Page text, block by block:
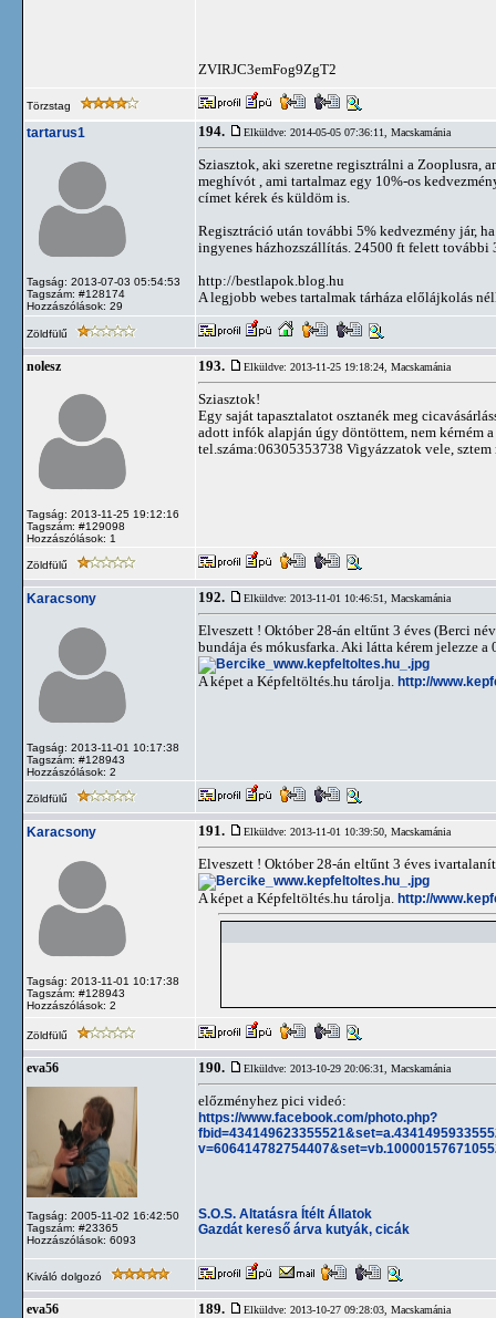
ZVIRJC3emFog9ZgT2
Törzstag
tartarus1
Tagság: 2013-07-03 05:54:53
Tagszám: #128174
Hozzászólások: 29
194. Elküldve: 2014-05-05 07:36:11, Macskamánia
Sziasztok, aki szeretne regisztrálni a Zooplusra,
meghívót , ami tartalmaz egy 10%-os
címet kérek és küldöm is.
Regisztráció után további 5% kedvezmény jár,
ingyenes házhozszállítás. 24500 ft felett további
http://bestlapok.blog.hu
A legjobb webes tartalmak tárháza előlájkolás
Zöldfülű
nolesz
Tagság: 2013-11-25 19:12:16
Tagszám: #129098
Hozzászólások: 1
193. Elküldve: 2013-11-25 19:18:24, Macskamánia
Sziasztok!
Egy saját tapasztalatot osztanék meg
adott infók alapján úgy döntöttem, nem kérném
tel.száma:06305353738 Vigyázzatok vele, sztem
Zöldfülű
Karacsony
Tagság: 2013-11-01 10:17:38
Tagszám: #128943
Hozzászólások: 2
192. Elküldve: 2013-11-01 10:46:51, Macskamánia
Elveszett ! Október 28-án eltűnt 3 éves (Berci
bundája és mókusfarka. Aki látta kérem jelezze
A képet a Képfeltöltés.hu tárolja. http://
Zöldfülű
Karacsony
Tagság: 2013-11-01 10:17:38
Tagszám: #128943
Hozzászólások: 2
191. Elküldve: 2013-11-01 10:39:50, Macskamánia
Elveszett ! Október 28-án eltűnt 3 éves
A képet a Képfeltöltés.hu tárolja. http://
Zöldfülű
eva56
Tagság: 2005-11-02 16:42:50
Tagszám: #23365
Hozzászólások: 6093
190. Elküldve: 2013-10-29 20:06:31, Macskamánia
előzményhez pici videó:
https://www.facebook.com/photo.php?
S.O.S. Altatásra Ítélt Állatok
Gazdát kereső árva kutyák, cicák
Kiváló dolgozó
eva56 189. Elküldve: 2013-10-27 09:28:03, Macskamánia